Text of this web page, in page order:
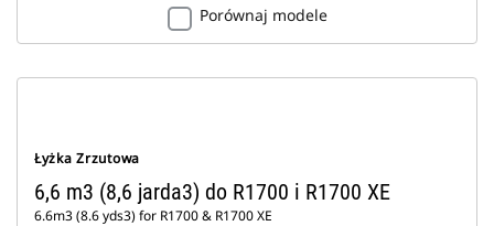
Porównaj modele
Łyżka Zrzutowa
6,6 m3 (8,6 jarda3) do R1700 i R1700 XE
6.6m3 (8.6 yds3) for R1700 & R1700 XE